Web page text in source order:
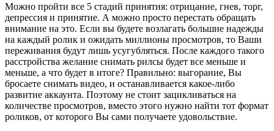
Можно пройти все 5 стадий принятия: отрицание, гнев, торг,
депрессия и принятие. А можно просто перестать обращать
внимание на это. Если вы будете возлагать большие надежды
на каждый ролик и ожидать миллионы просмотров, то Ваши
переживания будут лишь усугубляться. После каждого такого
расстройства желание снимать рилсы будет все меньше и
меньше, а что будет в итоге? Правильно: выгорание, Вы
бросаете снимать видео, и останавливается какое-либо
развитие аккаунта. Поэтому не стоит зацикливаться на
количестве просмотров, вместо этого нужно найти тот формат
роликов, от которого Вы сами получаете удовольствие.